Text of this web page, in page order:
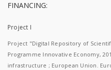
FINANCING:
Project I
Project "Digital Repository of
Programme Innovative Economy,
infrastructure ; European Union.